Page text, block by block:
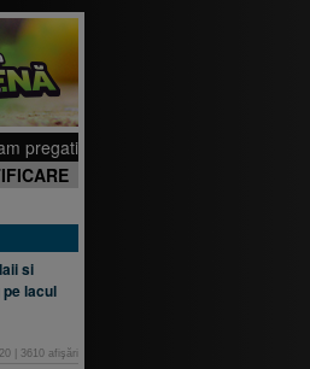
filmulete pe canalul meu de
si
lacul
3610 afişări